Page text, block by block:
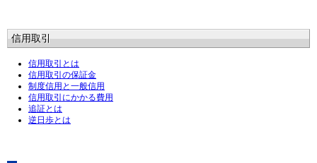
信用取引
信用取引とは
信用取引の保証金
制度信用と一般信用
信用取引にかかる費用
追証とは
逆日歩とは